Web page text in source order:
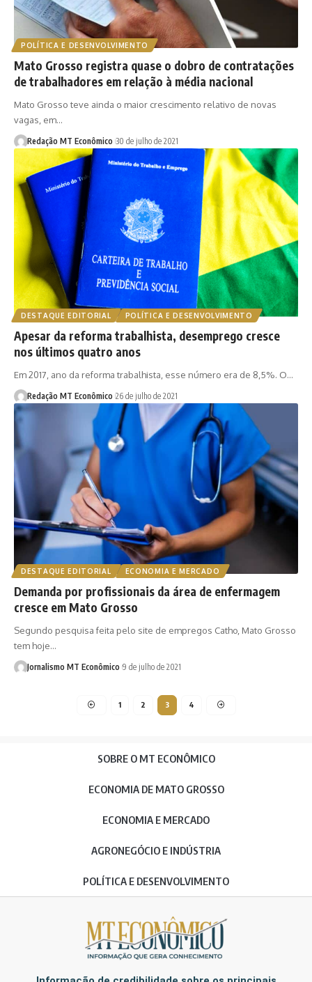
POLÍTICA E DESENVOLVIMENTO
Mato Grosso registra quase o dobro de contratações
de trabalhadores em relação à média nacional
Mato Grosso teve ainda o maior crescimento relativo de novas
vagas, em…
Redação MT Econômico 30 de julho de 2021
DESTAQUE EDITORIAL POLÍTICA E DESENVOLVIMENTO
Apesar da reforma trabalhista, desemprego cresce
nos últimos quatro anos
Em 2017, ano da reforma trabalhista, esse número era de 8,5%. O…
Redação MT Econômico 26 de julho de 2021
DESTAQUE EDITORIAL ECONOMIA E MERCADO
Demanda por profissionais da área de enfermagem
cresce em Mato Grosso
Segundo pesquisa feita pelo site de empregos Catho, Mato Grosso
tem hoje…
Jornalismo MT Econômico 9 de julho de 2021
1 2 3 4
SOBRE O MT ECONÔMICO
ECONOMIA DE MATO GROSSO
ECONOMIA E MERCADO
AGRONEGÓCIO E INDÚSTRIA
POLÍTICA E DESENVOLVIMENTO